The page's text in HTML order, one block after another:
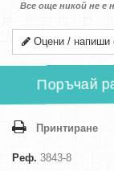
Все още никой не е
Оцени / напиши
Поръчай
Принтиране
Реф. 3843-8